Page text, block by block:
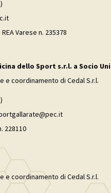
REA Varese n. 235378
dello Sport s.r.l. a Socio
coordinamento di Cedal S.r.l.
228110
coordinamento di Cedal S.r.l.